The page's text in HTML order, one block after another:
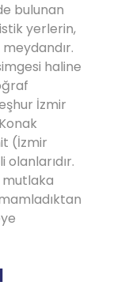
bulunan
yerlerin,
meydandır.
haline
İzmir
(İzmir
mutlaka